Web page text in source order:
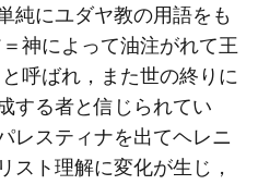
純にユダヤ教の用語をも
神によって油注がれて王
呼ばれ，また世の終りに
する者と信じられてい
レスティナを出てヘレニ
スト理解に変化が生じ，